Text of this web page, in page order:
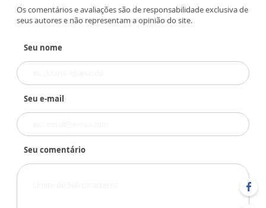
Os comentários e avaliações são de responsabilidade exclusiva de
seus autores e não representam a opinião do site.
Seu nome
Seu e-mail
Seu comentário